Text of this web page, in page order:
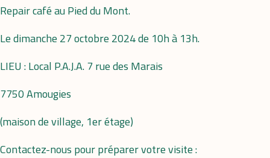
Repair café au Pied du Mont.
Le dimanche 27 octobre 2024 de 10h à 13h.
LIEU : Local P.A.J.A. 7 rue des Marais
7750 Amougies
(maison de village, 1er étage)
Contactez-nous pour préparer votre visite :